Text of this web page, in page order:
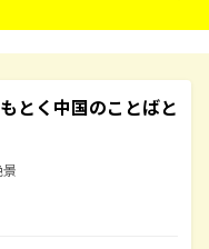
とく中国のことばと